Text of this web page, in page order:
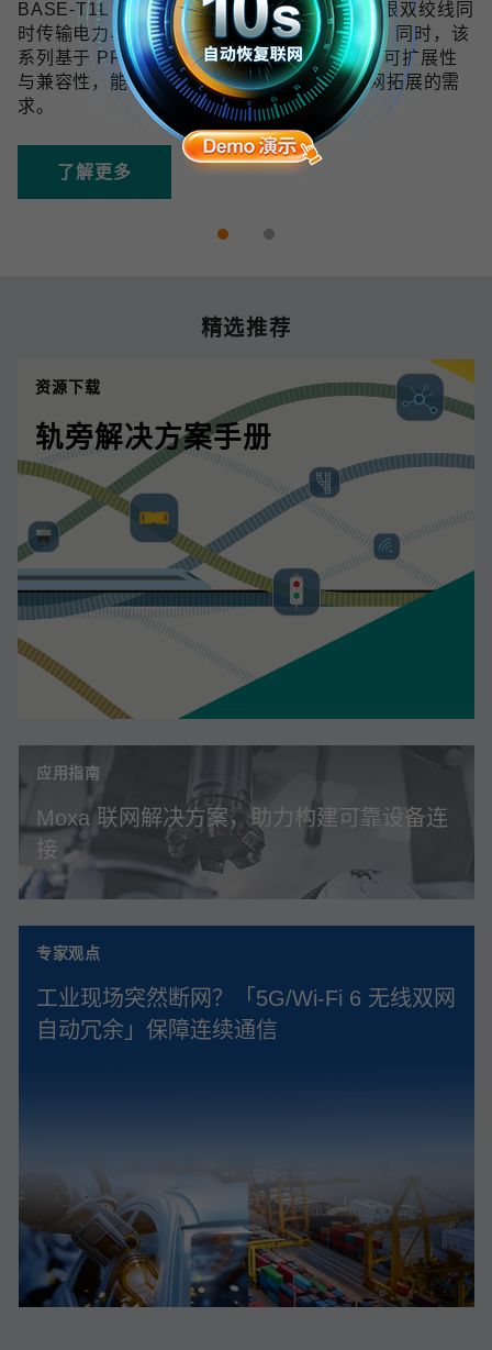
BASE-T1L 技术可在 10 Mbps 带宽下通过单根双绞线同
时传输电力与数据，传输距离最远可达 1 km。同时，该
系列基于 PROFINET 协议开发，具备良好的可扩展性
与兼容性，能够满足未来数字化和工业物联网拓展的需
求。
了解更多
精选推荐
资源下载
轨旁解决方案手册
应用指南
Moxa 联网解决方案，助力构建可靠设备连
接
专家观点
工业现场突然断网？「5G/Wi‑Fi 6 无线双网
自动冗余」保障连续通信